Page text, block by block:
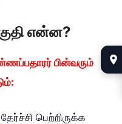
என்ன?
பின்வரும்
பெற்றிருக்க